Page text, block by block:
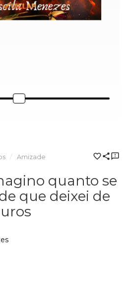
Amizade
quanto se
que deixei de